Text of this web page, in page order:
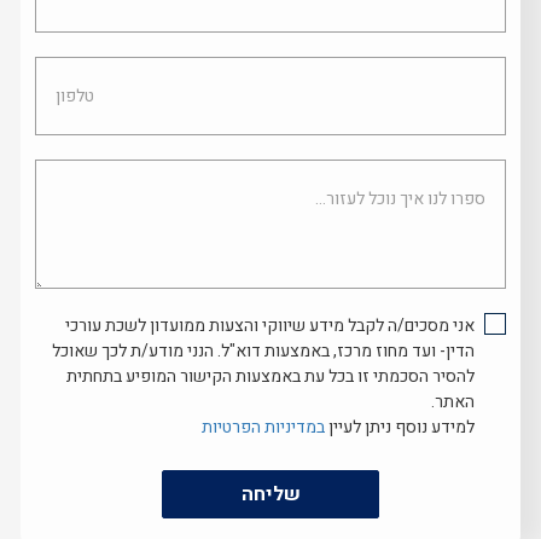
טלפון
ספרו
לנו
אני מסכים/ה לקבל מידע שיווקי והצעות ממועדון לשכת עורכי
הדין- ועד מחוז מרכז, באמצעות דוא"ל. הנני מודע/ת לכך שאוכל
להסיר הסכמתי זו בכל עת באמצעות הקישור המופיע בתחתית
האתר.
למידע נוסף ניתן לעייןבמדיניות הפרטיות
שליחה